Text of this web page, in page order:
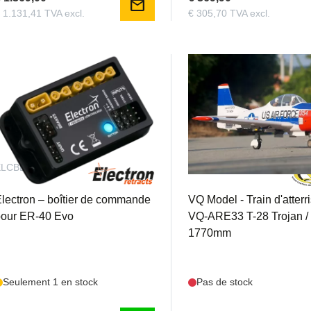
1.131,41 TVA excl. mail € 305,70 TVA excl.
– boîtier de commande
ER-40 Evo
Seulement 1 en stock
VQM15396-F
VQ Model - Train
VQ-ARE33 T-28 Trojan /
1770mm
Pas de stock